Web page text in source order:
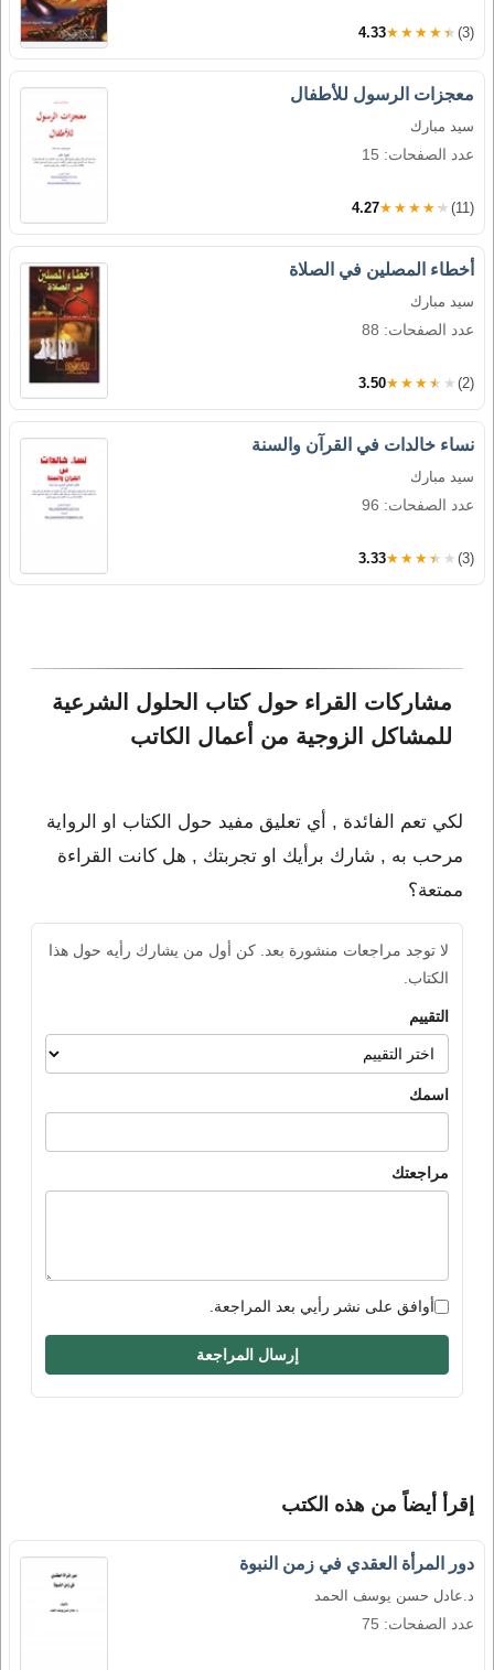
4.33★★★★★ (3)
معجزات الرسول للأطفال
سيد مبارك
عدد الصفحات: 15
4.27★★★★★ (11)
أخطاء المصلين في الصلاة
سيد مبارك
عدد الصفحات: 88
3.50★★★★★ (2)
نساء خالدات في القرآن والسنة
سيد مبارك
عدد الصفحات: 96
3.33★★★★★ (3)
مشاركات القراء حول كتاب الحلول الشرعية
للمشاكل الزوجية من أعمال الكاتب
لكي تعم الفائدة , أي تعليق مفيد حول الكتاب او الرواية
مرحب به , شارك برأيك او تجربتك , هل كانت القراءة
ممتعة؟
لا توجد مراجعات منشورة بعد. كن أول من يشارك رأيه حول هذا
الكتاب.
التقييم
اسمك
مراجعتك
أوافق على نشر رأيي بعد المراجعة.
إرسال المراجعة
إقرأ أيضاً من هذه الكتب
دور المرأة العقدي في زمن النبوة
د.عادل حسن يوسف الحمد
عدد الصفحات: 75